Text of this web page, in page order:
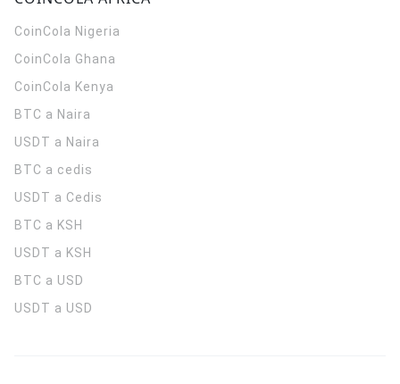
CoinCola Nigeria
CoinCola Ghana
CoinCola Kenya
BTC a Naira
USDT a Naira
BTC a cedis
USDT a Cedis
BTC a KSH
USDT a KSH
BTC a USD
USDT a USD